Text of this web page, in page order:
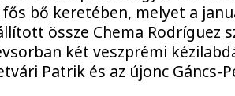
bő keretében, melyet a
össze Chema Rodríguez
két veszprémi
Patrik és az újonc Gáncs-